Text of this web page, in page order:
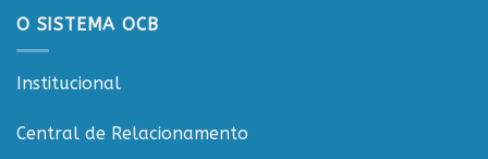
O SISTEMA OCB
Institucional
Central de Relacionamento